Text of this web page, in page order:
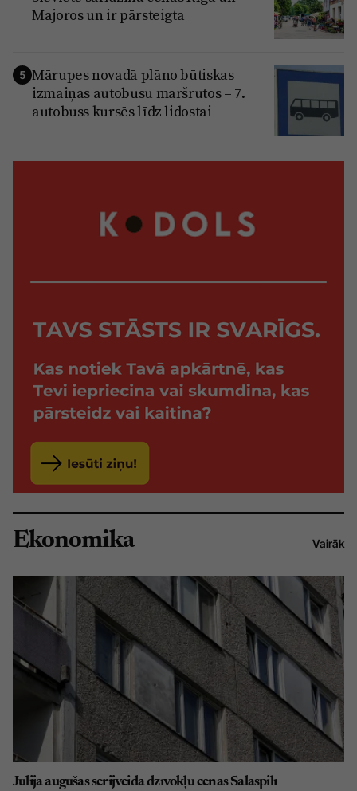
Majoros un ir pārsteigta
5 Mārupes novadā plāno būtiskas
izmaiņas autobusu maršrutos – 7.
autobuss kursēs līdz lidostai
Ekonomika Vairāk
Jūlijā augušas sērijveida dzīvokļu cenas Salaspilī